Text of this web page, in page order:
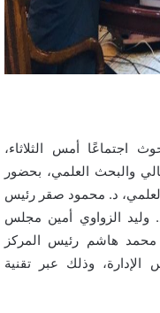
اجتماعًا أمس الثلاثاء،
والبحث العلمي، بحضور
د. محمود صقر رئيس
وليد الزواوي أمين مجلس
محمد هاشم رئيس المركز
وذلك عبر تقنية